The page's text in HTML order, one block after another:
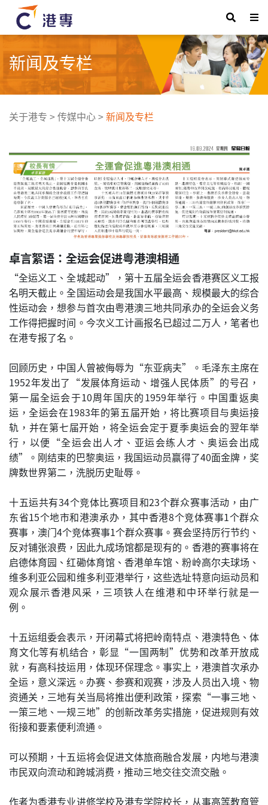
新闻及专栏
关于港专 >传媒中心>新闻及专栏
卓言絮语：全运会促进粤港澳相通
“全运义工、全城起动”，第十五届全运会香港赛区义工报
名明天截止。全国运动会是我国水平最高、规模最大的综合
性运动会，想参与首次由粤港澳三地共同承办的全运会义务
工作得把握时间。今次义工计画报名已超过二万人，笔者也
在港专报了名。
回顾历史，中国人曾被侮辱为“东亚病夫”。毛泽东主席在
1952年发出了“发展体育运动、增强人民体质”的号召，
第一届全运会于10周年国庆的1959年举行。中国重返奥
运，全运会在1983年的第五届开始，将比赛项目与奥运接
轨，并在第七届开始，将全运会定于夏季奥运会的翌年举
行，以便“全运会出人才、亚运会练人才、奥运会出成
绩”。刚结束的巴黎奥运，我国运动员赢得了40面金牌，奖
牌数世界第二，洗脱历史耻辱。
十五运共有34个竞体比赛项目和23个群众赛事活动，由广
东省15个地市和港澳承办，其中香港8个竞体赛事1个群众
赛事，澳门4个竞体赛事1个群众赛事。赛会坚持厉行节约、
反对铺张浪费，因此九成场馆都是现有的。香港的赛事将在
启德体育园、红磡体育馆、香港单车馆、粉岭高尔夫球场、
维多利亚公园和维多利亚港举行，这些选址特意向运动员和
观众展示香港风采，三项铁人在维港和中环举行就是一
例。
十五运组委会表示，开闭幕式将把岭南特点、港澳特色、体
育文化等有机结合，彰显“一国两制”优势和改革开放成
就，有高科技运用，体现环保理念。事实上，港澳首次承办
全运，意义深远。办赛、参赛和观赛，涉及人员出入境、物
资通关，三地有关当局将推出便利政策，探索“一事三地、
一策三地、一规三地”的创新改革务实措施，促进规则有效
衔接和要素便利流通。
可以预期，十五运将会促进文体旅商融合发展，内地与港澳
市民双向流动和跨城消费，推动三地交往交流交融。
作者为香港专业进修学校及港专学院校长，从事高等教育管